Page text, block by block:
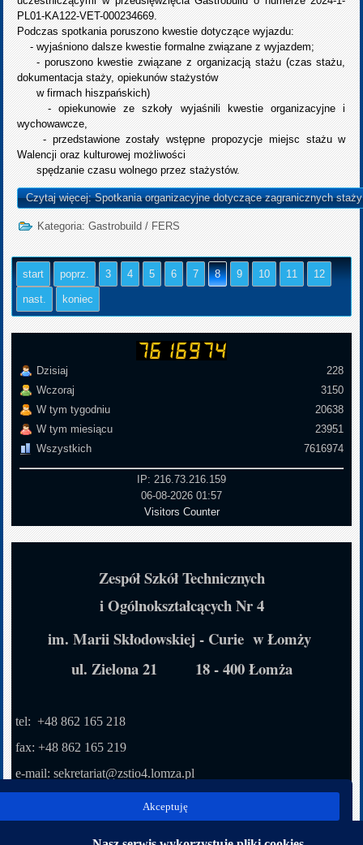
PL01-KA122-VET-000234669.
Podczas spotkania poruszono kwestie dotyczące wyjazdu:
- wyjaśniono dalsze kwestie formalne związane z wyjazdem;
- poruszono kwestie związane z organizacją stażu (czas stażu,
dokumentacja staży, opiekunów stażystów
w firmach hiszpańskich)
- opiekunowie ze szkoły wyjaśnili kwestie organizacyjne i
wychowawcze,
- przedstawione zostały wstępne propozycje miejsc stażu w
Walencji oraz kulturowej możliwości
spędzanie czasu wolnego przez stażystów.
Czytaj więcej: Spotkania organizacyjne dotyczące zagranicznych
Kategoria:Gastrobuild / FERS
start poprz. 3 4 5 6 7 8 9 10 11 12
nast. koniec
Dzisiaj
Wczoraj
W tym tygodniu
W tym miesiącu
Wszystkich
228
3150
20638
23951
7616974
IP: 216.73.216.159
06-08-2026 01:57
Visitors Counter
Zespół Szkół Technicznych
i Ogólnokształcących Nr 4
im. Marii Skłodowskiej - Curie w Łomży
ul. Zielona 21 18 - 400 Łomża
tel: +48 862 165 218
fax: +48 862 165 219
e-mail: sekretariat@zstio4.lomza.pl
Adam Korzuch e-mail: korzuch@infoic.pl
Akceptuję